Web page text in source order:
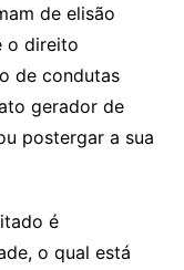
de elisão
o direito
de condutas
gerador de
postergar a sua
é
o qual está